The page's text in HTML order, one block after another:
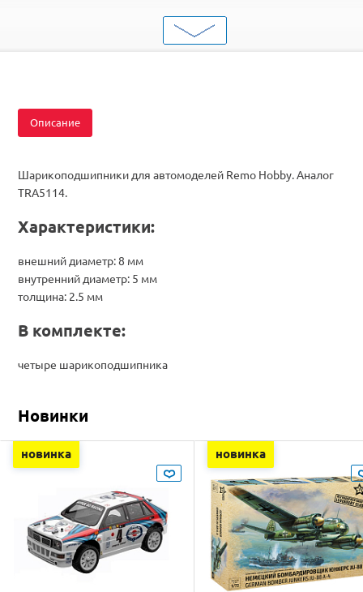
Втулки и подшипники
RH8051 / RH8055 / RH8081 / RH8085 / RH1021 /
Описание
Шарикоподшипники для автомоделей Remo Hobby. Аналог
TRA5114.
Характеристики:
внешний диаметр: 8 мм
внутренний диаметр: 5 мм
толщина: 2.5 мм
В комплекте:
четыре шарикоподшипника
Новинки
новинка новинка